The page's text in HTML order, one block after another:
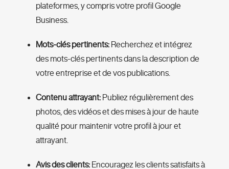
plateformes, y compris votre profil Google
Business.
Mots-clés pertinents:Recherchez et intégrez
des mots-clés pertinents dans la description de
votre entreprise et de vos publications.
Contenu attrayant:Publiez régulièrement des
photos, des vidéos et des mises à jour de haute
qualité pour maintenir votre profil à jour et
attrayant.
Avis des clients:Encouragez les clients satisfaits à